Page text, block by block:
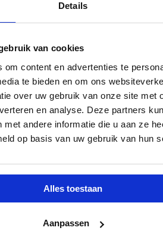
Details
van cookies
om content en advertenties te
te bieden en om ons
over uw gebruik van onze site met
en analyse. Deze partners
met andere informatie die u aan ze
op basis van uw gebruik van hun
Alles toestaan
Aanpassen
helpt organisaties bij